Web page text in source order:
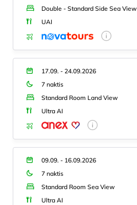
Double - Standard Side Sea View
UAI
17.09. - 24.09.2026
7 naktis
Standard Room Land View
Ultra AI
09.09. - 16.09.2026
7 naktis
Standard Room Sea View
Ultra AI